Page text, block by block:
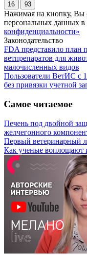
16 93
Нажимая на кнопку, Вы
персональных данных в
конфиденциальности»
Законодательство
FDA представило план
ветпрепаратов для
малочисленных видов
Пользователи ВетИС с
без привязки учетной
Самое читаемое
Печень под двойной
желчегонного
Первый ветеринарный
Как ученые воплощают